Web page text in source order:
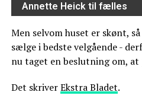
Annette Heick til fælles
Men selvom huset er skønt,
sælge i bedste velgående -
nu taget en beslutning om,
Det skriverEkstra Bladet.